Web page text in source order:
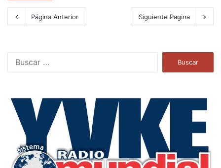
Página Anterior Siguiente Pagina
a